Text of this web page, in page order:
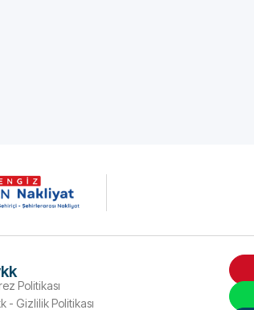
Politikası
- Gizlilik Politikası